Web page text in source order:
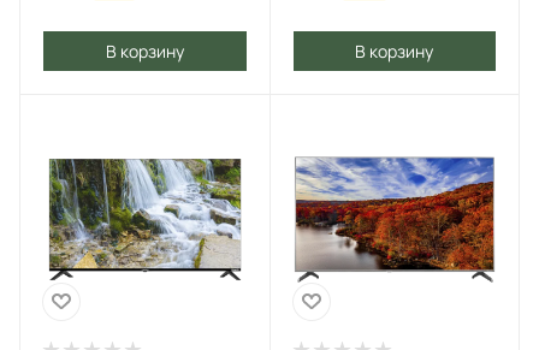
В корзину В корзину